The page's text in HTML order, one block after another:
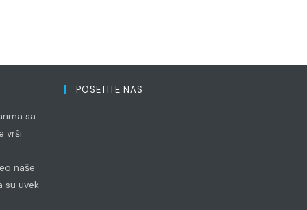
sa
vrši
naše
su uvek
POSETITE NAS